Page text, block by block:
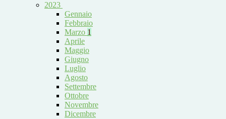
2023
Gennaio
Febbraio
Marzo 1
Aprile
Maggio
Giugno
Luglio
Agosto
Settembre
Ottobre
Novembre
Dicembre